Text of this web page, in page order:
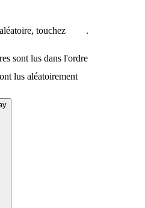
touchez
sont lus dans l'ordre
lus aléatoirement